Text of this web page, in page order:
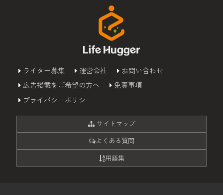
ライター募集 運営会社
お問い合わせ
広告掲載をご希望の方へ
免責事項
プライバシーポリシー
サイトマップ
よくある質問
用語集